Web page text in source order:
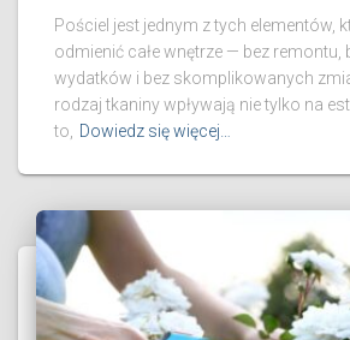
Pościel jest jednym z tych elementów,
odmienić całe wnętrze — bez remontu,
wydatków i bez skomplikowanych
rodzaj tkaniny wpływają nie tylko na
to,
Dowiedz się więcej…